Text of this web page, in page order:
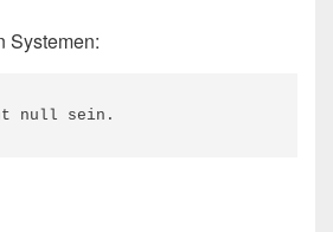
Systemen:
null sein.